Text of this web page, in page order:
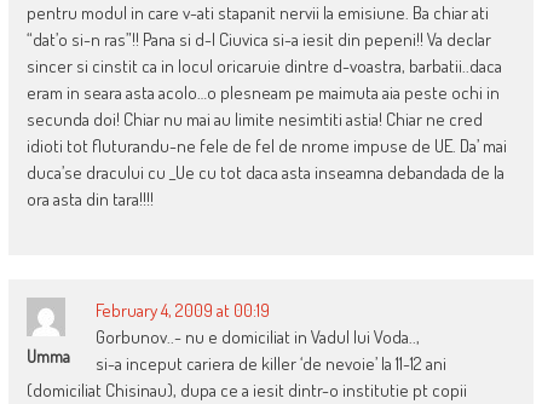
pentru modul in care v-ati stapanit nervii la emisiune. Ba chiar ati
“dat’o si-n ras”!! Pana si d-l Ciuvica si-a iesit din pepeni!! Va declar
sincer si cinstit ca in locul oricaruie dintre d-voastra, barbatii..daca
eram in seara asta acolo…o plesneam pe maimuta aia peste ochi in
secunda doi! Chiar nu mai au limite nesimtiti astia! Chiar ne cred
idioti tot fluturandu-ne fele de fel de nrome impuse de UE. Da’ mai
duca’se dracului cu _Ue cu tot daca asta inseamna debandada de la
ora asta din tara!!!!
Umma
February 4, 2009 at 00:19
Gorbunov..- nu e domiciliat in Vadul lui Voda..,
si-a inceput cariera de killer ‘de nevoie’ la 11-12 ani
(domiciliat Chisinau), dupa ce a iesit dintr-o institutie pt copii